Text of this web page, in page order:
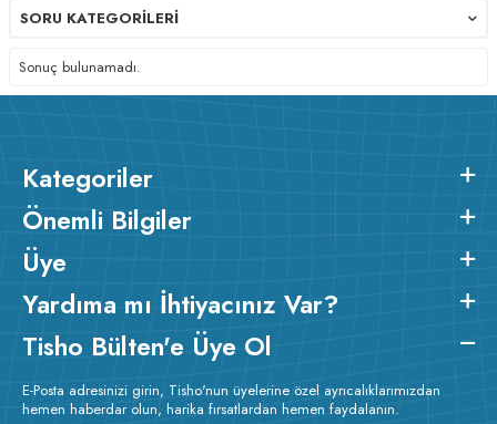
SORU KATEGORILERI
Sonuç bulunamadı.
Kategoriler
Önemli Bilgiler
Üye
Yardıma mı İhtiyacınız Var?
Tisho Bülten'e Üye Ol
E-Posta adresinizi girin, Tisho'nun üyelerine özel ayrıcalıklarımızdan
hemen haberdar olun, harika fırsatlardan hemen faydalanın.